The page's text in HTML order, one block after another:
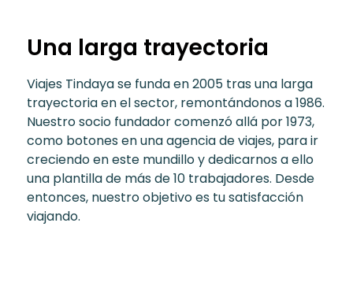
Una larga trayectoria
Viajes Tindaya se funda en 2005 tras una larga
trayectoria en el sector, remontándonos a 1986.
Nuestro socio fundador comenzó allá por 1973,
como botones en una agencia de viajes, para ir
creciendo en este mundillo y dedicarnos a ello
una plantilla de más de 10 trabajadores. Desde
entonces, nuestro objetivo es tu satisfacción
viajando.